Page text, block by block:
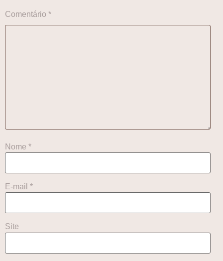
Comentário *
Nome *
E-mail *
Site